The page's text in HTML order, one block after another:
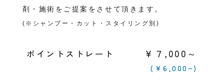
剤・施術をご提案をさせて頂きます。
(※シャンプー・カット・スタイリング別)
ポイントストレート ￥７,000～
(￥6,000~)